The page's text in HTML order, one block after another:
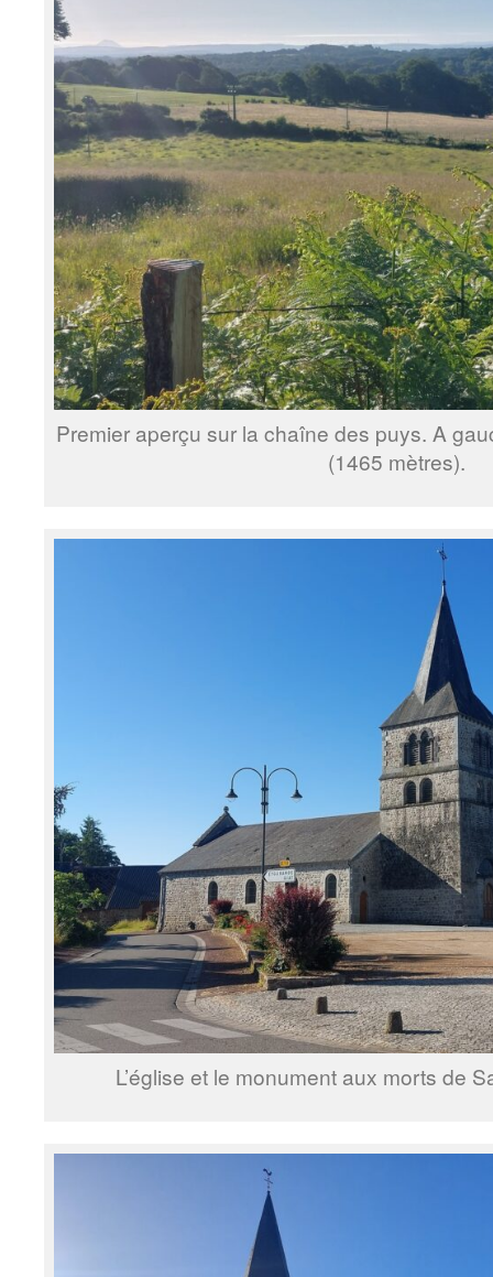
Premier aperçu sur la chaîne des puys. A
(1465 mètres).
L’église et le monument aux morts de